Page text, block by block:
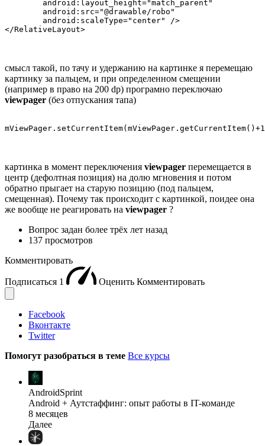
        android:layout_height="match_parent"
        android:src="@drawable/robo"
        android:scaleType="center" />
</RelativeLayout>
смысл такой, по тачу и удержанию на картинке я перемещаю
картинку за пальцем, и при определенном смещении
(например в право на 200 dp) програмно переключаю
viewpager (без отпускания тапа)
картинка в момент переключения viewpager перемещается в
центр (дефолтная позиция) на долю мгновения и потом
обратно прыгает на старую позицию (под пальцем,
смещенная). Почему так происходит с картинкой, поидее она
же вообще не реагировать на viewpager ?
Вопрос задан более трёх лет назад
137 просмотров
Комментировать
Подписаться 1 Оценить Комментировать
Facebook
Вконтакте
Twitter
Помогут разобраться в теме Все курсы
AndroidSprint
Android + Аутстаффинг: опыт работы в IT-команде
8 месяцев
Далее